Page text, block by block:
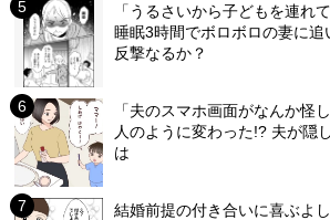
「うるさいから子どもを連れ
睡眠3時間でボロボロの妻に
反撃なるか？
「夫のスマホ画面がなんか怪
人のように変わった!? 夫が隠
は
結婚前提の付き合いに喜ぶよ